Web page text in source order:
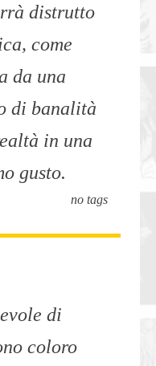
distrutto
come
da una
di banalità
in una
gusto.
no tags
di
coloro